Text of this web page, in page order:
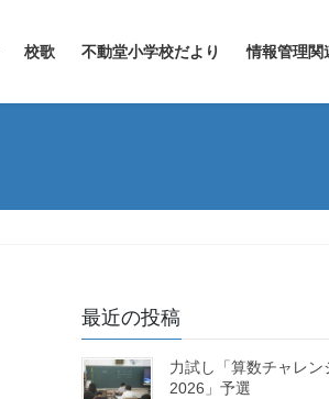
校歌 不動堂小学校だより 情報管理関
最近の投稿
力試し「算数チャレン
2026」予選